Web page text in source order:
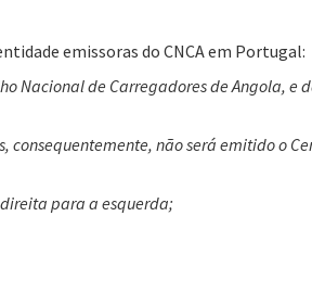
emissoras do CNCA em Portugal:
Nacional de Carregadores de Angola,
não será emitido o
para a esquerda;